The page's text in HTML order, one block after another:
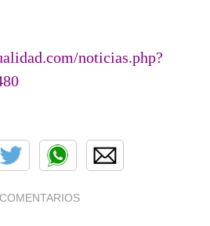
noticias.php?